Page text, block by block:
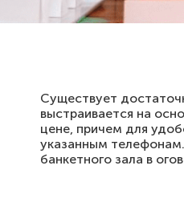
Существует
выстраивается на
цене, причем для
указанным
банкетного зала в